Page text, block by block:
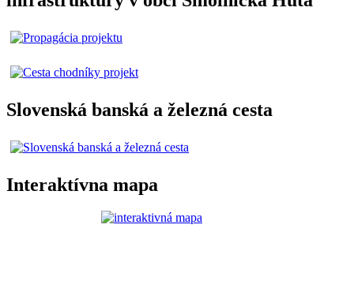
Slovenská banská a železná cesta
Interaktívna mapa